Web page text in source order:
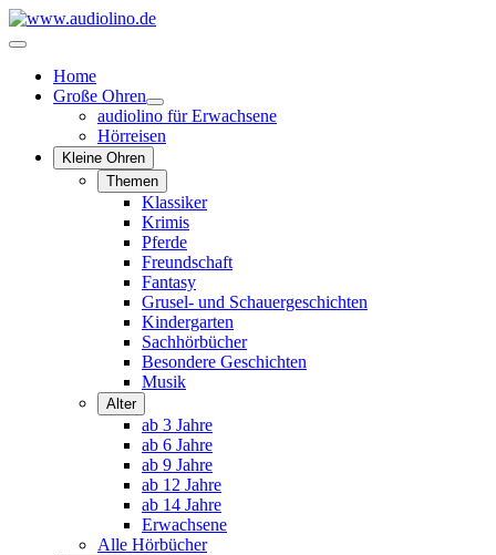
Home
Große Ohren
audiolino für Erwachsene
Hörreisen
Kleine Ohren
Themen
Klassiker
Krimis
Pferde
Freundschaft
Fantasy
Grusel- und Schauergeschichten
Kindergarten
Sachhörbücher
Besondere Geschichten
Musik
Alter
ab 3 Jahre
ab 6 Jahre
ab 9 Jahre
ab 12 Jahre
ab 14 Jahre
Erwachsene
Alle Hörbücher